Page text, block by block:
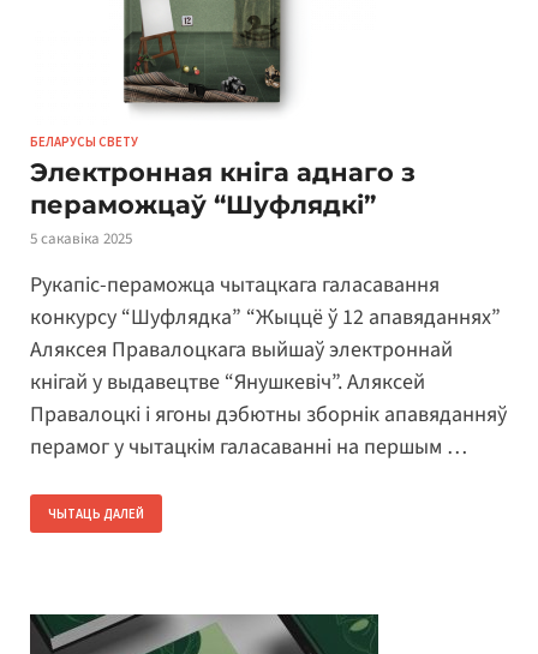
БЕЛАРУСЫ СВЕТУ
Электронная кніга аднаго з
пераможцаў “Шуфлядкі”
5 сакавіка 2025
Рукапіс-пераможца чытацкага галасавання
конкурсу “Шуфлядка” “Жыццё ў 12 апавяданнях”
Аляксея Правалоцкага выйшаў электроннай
кнігай у выдавецтве “Янушкевіч”. Аляксей
Правалоцкі і ягоны дэбютны зборнік апавяданняў
перамог у чытацкім галасаванні на першым …
ЧЫТАЦЬ ДАЛЕЙ